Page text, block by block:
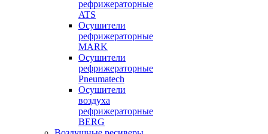
рефрижераторные
ATS
Осушители
рефрижераторные
MARK
Осушители
рефрижераторные
Pneumatech
Осушители
воздуха
рефрижераторные
BERG